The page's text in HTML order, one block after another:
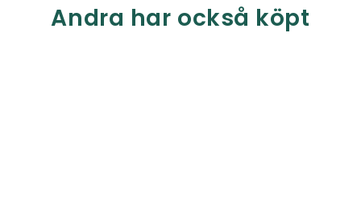
Andra har också köpt